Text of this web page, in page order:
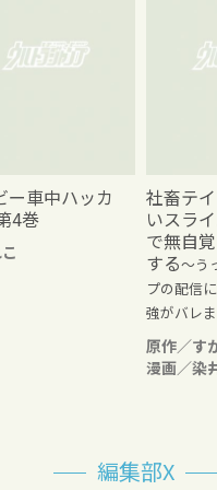
ー車中ハッカ
4巻
社畜テ
いスラ
で無自
する～う
プの配信
強がバレ
原作／す
漫画／染
編集部X